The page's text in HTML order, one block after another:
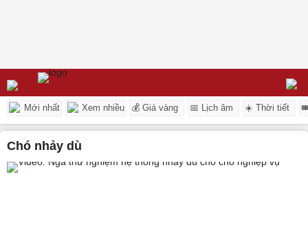
Mới nhất Xem nhiều 💰 Giá vàng 📅 Lịch âm ☀️ Thời tiết
chó nhảy dù